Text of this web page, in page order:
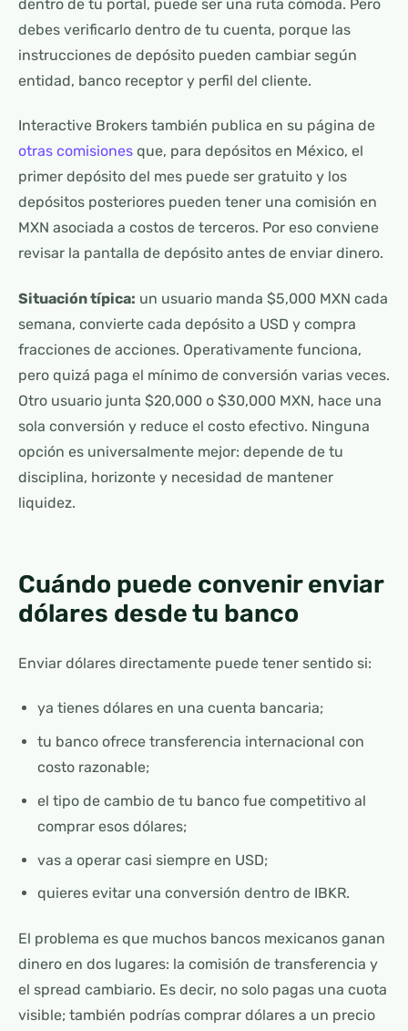
dentro de tu portal, puede ser una ruta cómoda. Pero
debes verificarlo dentro de tu cuenta, porque las
instrucciones de depósito pueden cambiar según
entidad, banco receptor y perfil del cliente.
Interactive Brokers también publica en su página de
otras comisiones que, para depósitos en México, el
primer depósito del mes puede ser gratuito y los
depósitos posteriores pueden tener una comisión en
MXN asociada a costos de terceros. Por eso conviene
revisar la pantalla de depósito antes de enviar dinero.
Situación típica: un usuario manda $5,000 MXN cada
semana, convierte cada depósito a USD y compra
fracciones de acciones. Operativamente funciona,
pero quizá paga el mínimo de conversión varias veces.
Otro usuario junta $20,000 o $30,000 MXN, hace una
sola conversión y reduce el costo efectivo. Ninguna
opción es universalmente mejor: depende de tu
disciplina, horizonte y necesidad de mantener
liquidez.
Cuándo puede convenir enviar
dólares desde tu banco
Enviar dólares directamente puede tener sentido si:
ya tienes dólares en una cuenta bancaria;
tu banco ofrece transferencia internacional con
costo razonable;
el tipo de cambio de tu banco fue competitivo al
comprar esos dólares;
vas a operar casi siempre en USD;
quieres evitar una conversión dentro de IBKR.
El problema es que muchos bancos mexicanos ganan
dinero en dos lugares: la comisión de transferencia y
el spread cambiario. Es decir, no solo pagas una cuota
visible; también podrías comprar dólares a un precio